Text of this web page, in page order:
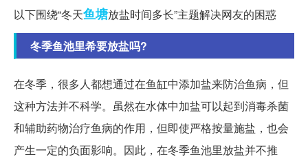
以下围绕“冬天鱼塘放盐时间多长”主题解决网友的困惑
冬季鱼池里希要放盐吗?
在冬季，很多人都想通过在鱼缸中添加盐来防治鱼病，但
这种方法并不科学。虽然在水体中加盐可以起到消毒杀菌
和辅助药物治疗鱼病的作用，但即使严格按量施盐，也会
产生一定的负面影响。因此，在冬季鱼池里放盐并不推